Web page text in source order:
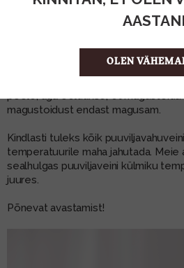
OLEN
leedulased on siin osavad. Näiteks
Ei tahaks ka lätlasi kõrvale jätta.
poole, aga öeldakse, et
magustoidust endast magusam.
Kindlasti tuleks kõik
temperatuurile maha jahutada. Meie
sealhulgas puuviljaveini külmiku
juures.
Põnevat avastamist!